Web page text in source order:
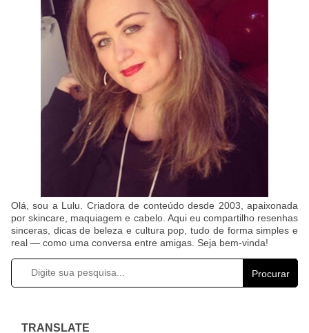
Olá, sou a Lulu. Criadora de conteúdo desde 2003, apaixonada
por skincare, maquiagem e cabelo. Aqui eu compartilho resenhas
sinceras, dicas de beleza e cultura pop, tudo de forma simples e
real — como uma conversa entre amigas. Seja bem-vinda!
Procurar
TRANSLATE